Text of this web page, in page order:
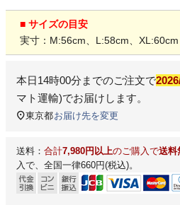
■ サイズの目安
実寸：M:56cm、L:58cm、XL:60cm
本日14時00分 までのご注文で
マト運輸)でお届けします。
東京都お届け先を変更
送料： 合計7,980円以上のご購入で送料
入で、全国一律660円(税込)。